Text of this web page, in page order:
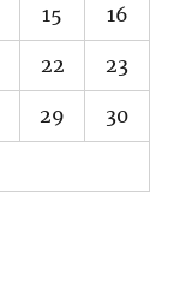
15 16
22 23
29 30